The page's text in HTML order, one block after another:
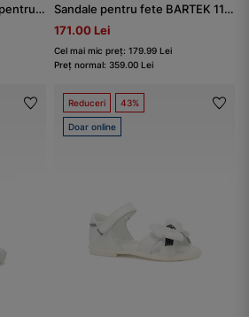
Încălțăminte profilactică pentru fete bartek baby BARTEK 81798-026, alb-roz
Sandale pentru fete BARTEK 11414002, albe
171.00 Lei
Cel mai mic preț: 179.99 Lei
Preț normal: 359.00 Lei
Reduceri 43%
Doar online